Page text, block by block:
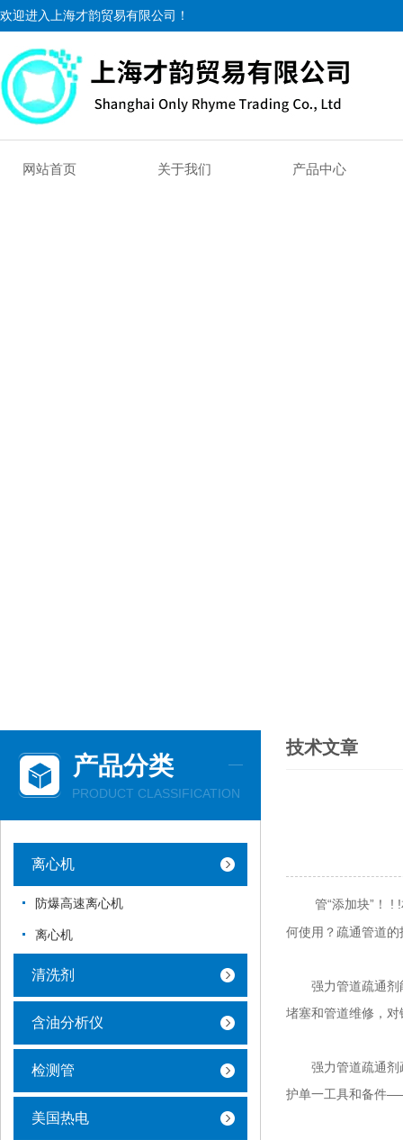
欢迎进入上海才韵贸易有限公司！
网站首页 关于我们 产品中心
产品分类
PRODUCT CLASSIFICATION
离心机
防爆高速离心机
离心机
清洗剂
含油分析仪
检测管
美国热电
技术文章
管“添加块”！ ! !
何使用？疏通管道
强力管道疏通剂能
堵塞和管道维修，
强力管道疏通剂疏
护单一工具和备件